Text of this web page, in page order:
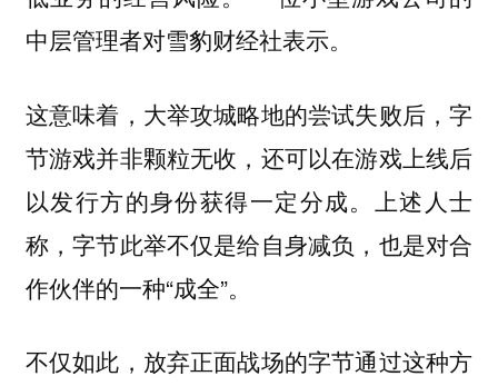
中层管理者对雪豹财经社表示。
这意味着，大举攻城略地的尝试失败后，字
节游戏并非颗粒无收，还可以在游戏上线后
以发行方的身份获得一定分成。上述人士
称，字节此举不仅是给自身减负，也是对合
作伙伴的一种“成全”。
不仅如此，放弃正面战场的字节通过这种方